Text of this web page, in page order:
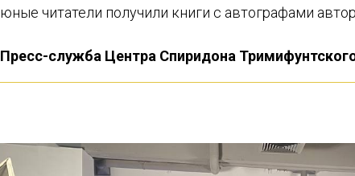
юные читатели получили книги с автографами
Пресс-служба Центра Спиридона